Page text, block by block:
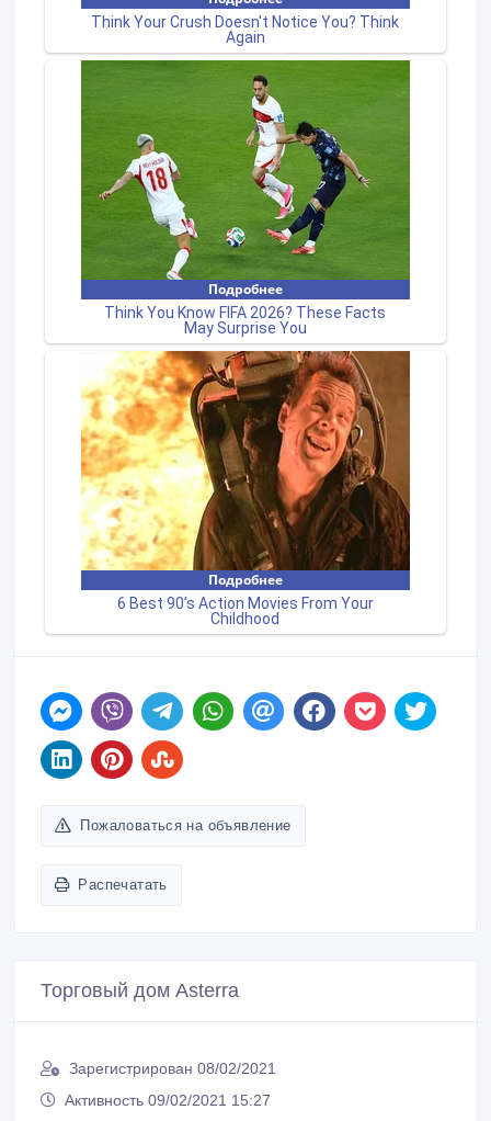
Пожаловаться на объявление
Распечатать
Торговый дом Asterra
Зарегистрирован 08/02/2021
Активность 09/02/2021 15:27